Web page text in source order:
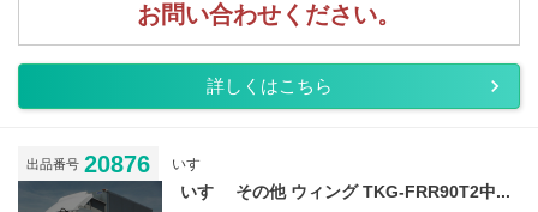
お問い合わせください。
詳しくはこちら
出品番号 20876 いすゞ
いすゞ その他 ウィング TKG-FRR90T2中...